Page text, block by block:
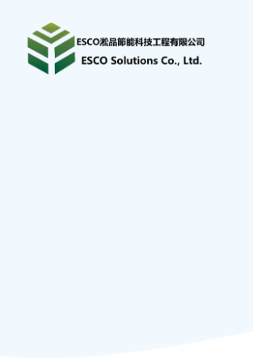
content